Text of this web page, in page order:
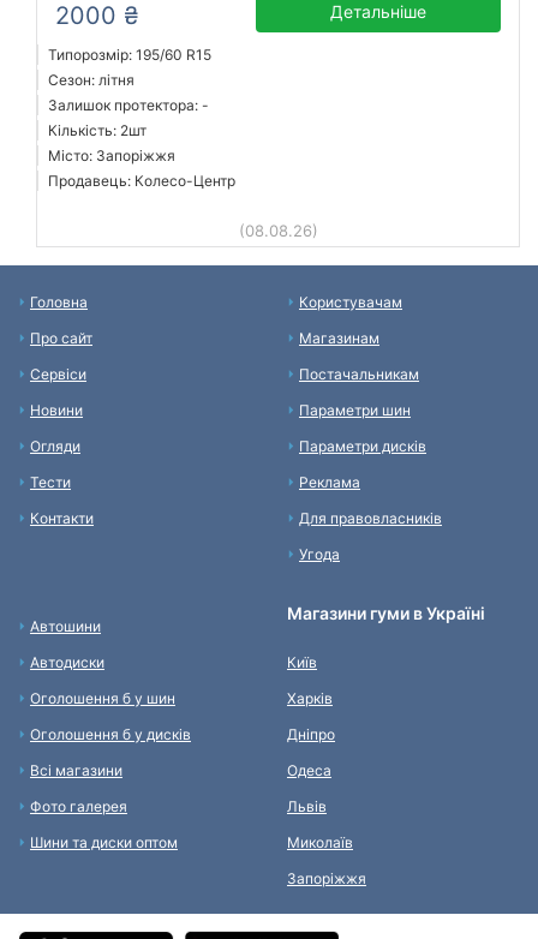
2000 ₴ Детальніше
Типорозмір: 195/60 R15
Сезон: літня
Залишок протектора: -
Кількість: 2шт
Місто: Запоріжжя
Продавець: Колесо-Центр
(08.08.26)
Головна
Про сайт
Сервіси
Новини
Огляди
Тести
Контакти
Користувачам
Магазинам
Постачальникам
Параметри шин
Параметри дисків
Реклама
Для правовласників
Угода
Автошини
Автодиски
Оголошення б у шин
Оголошення б у дисків
Всі магазини
Фото галерея
Шини та диски оптом
Магазини гуми в Україні
Київ
Харків
Дніпро
Одеса
Львів
Миколаїв
Запоріжжя